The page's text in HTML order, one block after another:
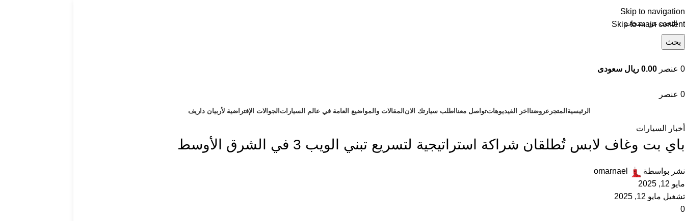
Skip to navigation
Skip to main content
بحث
0 عنصر 0.00 ريال سعودى
0 عنصر
الرئيسية المتجر عروضنا اخر الفيديوهاتتواصل معنا اطلب سيارتك الان المقالات والمواضيع العامة في عالم السيارات الجوالات الإفتراضية لأربيان داريف
أخبار السيارات
باي بت وغاف لابس تُطلقان شراكة استراتيجية لتسريع تبني الويب 3 في الشرق الأوسط
نشر بواسطة
omarnael
مايو 12, 2025
تشغيل مايو 12, 2025
0